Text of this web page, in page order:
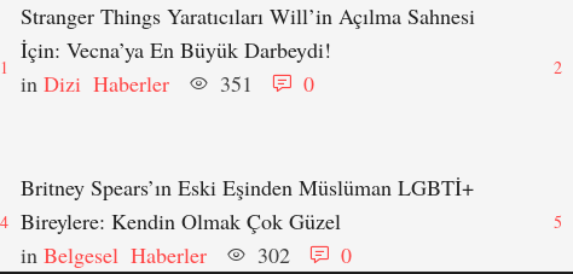
1
Stranger Things Yaratıcıları Will’in Açılma Sahnesi
İçin: Vecna’ya En Büyük Darbeydi!
in Dizi Haberler 351 0
2
4
Britney Spears’ın Eski Eşinden Müslüman LGBTİ+
Bireylere: Kendin Olmak Çok Güzel
in Belgesel Haberler 302 0
5